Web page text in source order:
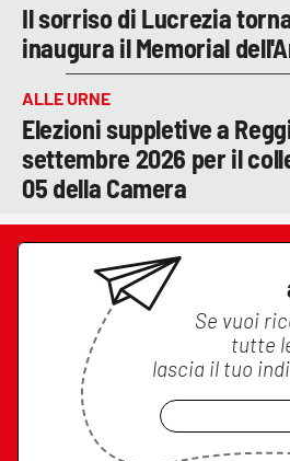
Il sorriso di Lucrezia
inaugura il Memorial
ALLE URNE
Elezioni suppletive a
settembre 2026 per il
05 della Camera
Se vuoi
tutte
lascia il tuo